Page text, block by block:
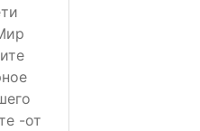
-от